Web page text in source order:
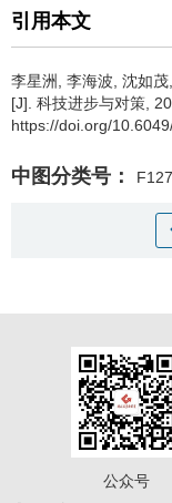
引用本文
李星洲 李海波 沈如茂
[J]. 科技进步与对策,
https://doi.org/
中图分类号：
公众号